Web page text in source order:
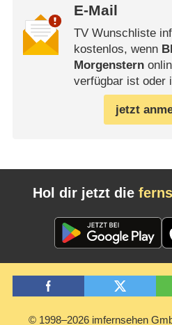
E-Mail
TV Wunschliste
kostenlos, wenn
Morgenstern
verfügbar ist oder
jetzt
Hol dir jetzt die
© 1998–2026 imfernsehen